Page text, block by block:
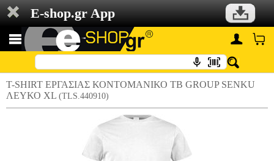
E-shop.gr App
T-SHIRT ΕΡΓΑΣΙΑΣ ΚΟΝΤΟΜΑΝΙΚΟ TB GROUP SENKU
ΛΕΥΚΟ XL (TLS.440910)